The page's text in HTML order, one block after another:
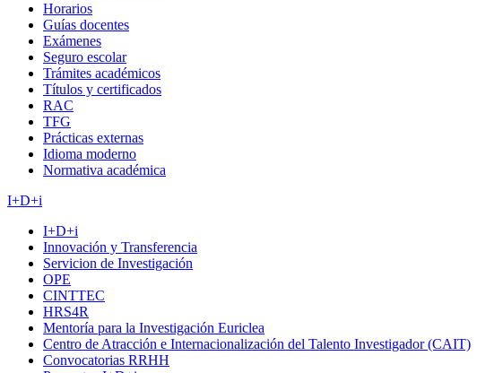
Horarios
Guías docentes
Exámenes
Seguro escolar
Trámites académicos
Títulos y certificados
RAC
TFG
Prácticas externas
Idioma moderno
Normativa académica
I+D+i
I+D+i
Innovación y Transferencia
Servicion de Investigación
OPE
CINTTEC
HRS4R
Mentoría para la Investigación Euriclea
Centro de Atracción e Internacionalización del Talento Investigador (CAIT)
Convocatorias RRHH